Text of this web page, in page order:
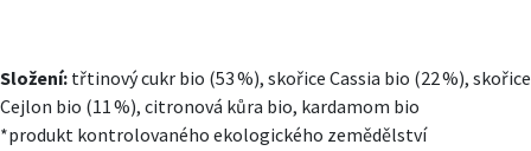
Složení: třtinový cukr bio (53 %), skořice Cassia bio (22 %), skořice
Cejlon bio (11 %), citronová kůra bio, kardamom bio
*produkt kontrolovaného ekologického zemědělství